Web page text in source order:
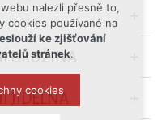
DRUŽINA
JÍDELNA
nalezli přesně to,
cookies používané na
ke zjišťování
stránek.
cookies